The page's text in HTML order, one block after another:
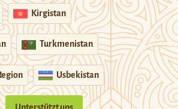
Kirgistan
Turkmenistan
Usbekistan
Unterstützt uns